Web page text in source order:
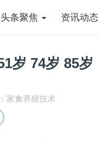
头条聚焦 资讯动态
岁 74岁 85岁
家禽养殖技术